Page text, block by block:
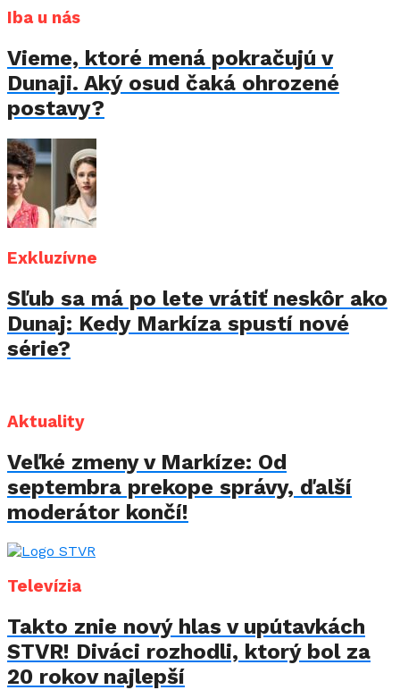
Iba u nás
Vieme, ktoré mená pokračujú v
Dunaji. Aký osud čaká ohrozené
postavy?
Exkluzívne
Sľub sa má po lete vrátiť neskôr ako
Dunaj: Kedy Markíza spustí nové
série?
Aktuality
Veľké zmeny v Markíze: Od
septembra prekope správy, ďalší
moderátor končí!
Televízia
Takto znie nový hlas v upútavkách
STVR! Diváci rozhodli, ktorý bol za
20 rokov najlepší